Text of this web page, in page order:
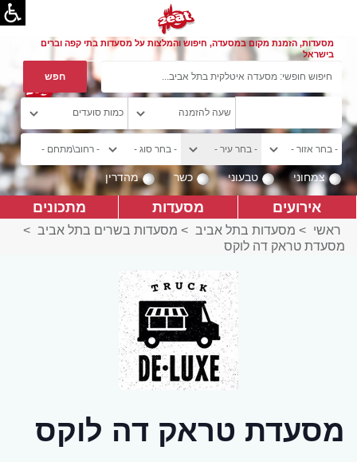
מסעדות, הזמנת מקום במסעדה, חיפוש והמלצות על מסעדות בתי קפה וברים
בישראל
צמחוני טבעוני כשר מהדרין
אירועים מסעדות מתכונים
ראשי > מסעדות בתל אביב > מסעדות בשרים בתל אביב >
מסעדת טראק דה לוקס
מסעדת טראק דה לוקס